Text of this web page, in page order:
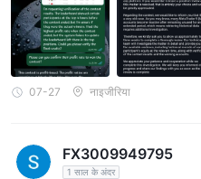
वाद।
07-27 नाइजीरिया
FX3009949795
1 साल के अंदर